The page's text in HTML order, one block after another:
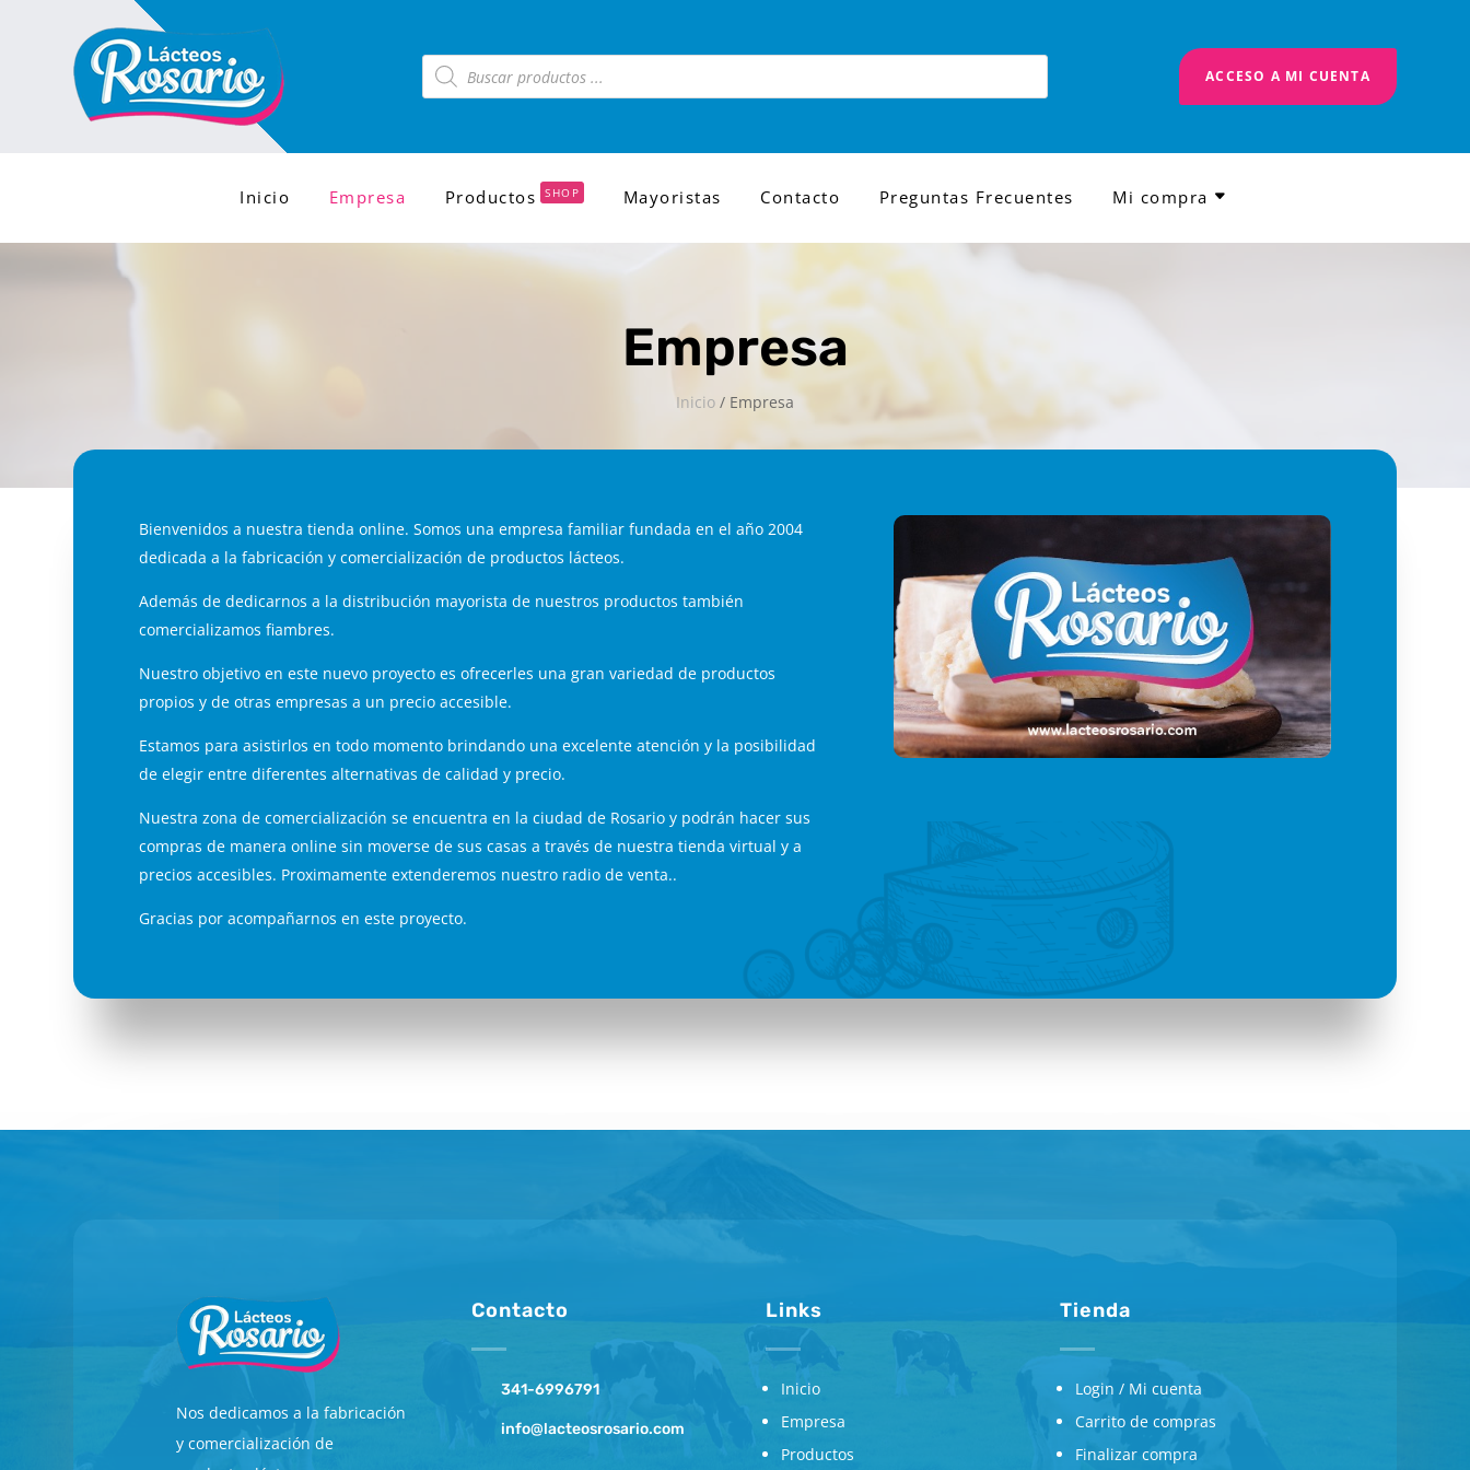
Búsqueda
de
productos
ACCESO A MI CUENTA
Inicio Empresa Productos SHOP Mayoristas Contacto Preguntas Frecuentes Mi compra
Empresa
Inicio / Empresa
Bienvenidos a nuestra tienda online. Somos una empresa familiar fundada en el año 2004
dedicada a la fabricación y comercialización de productos lácteos.
Además de dedicarnos a la distribución mayorista de nuestros productos también
comercializamos fiambres.
Nuestro objetivo en este nuevo proyecto es ofrecerles una gran variedad de productos
propios y de otras empresas a un precio accesible.
Estamos para asistirlos en todo momento brindando una excelente atención y la posibilidad
de elegir entre diferentes alternativas de calidad y precio.
Nuestra zona de comercialización se encuentra en la ciudad de Rosario y podrán hacer sus
compras de manera online sin moverse de sus casas a través de nuestra tienda virtual y a
precios accesibles. Proximamente extenderemos nuestro radio de venta..
Gracias por acompañarnos en este proyecto.
Nos dedicamos a la fabricación
y comercialización de
Contacto
341-6996791
info@lacteosrosario.com
Links
Inicio
Empresa
Productos
Tienda
Login / Mi cuenta
Carrito de compras
Finalizar compra